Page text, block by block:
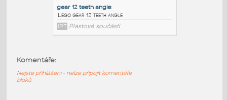
Otevřená šipka, 90°
DWG Výkresové prvky
IPT Plastové součásti
Komentáře:
Nejste přihlášeni - nelze připojit komentáře
bloků